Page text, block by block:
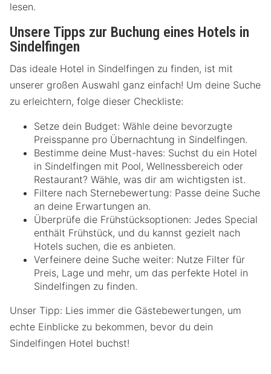
lesen.
Unsere Tipps zur Buchung eines Hotels in
Sindelfingen
Das ideale Hotel in Sindelfingen zu finden, ist mit
unserer großen Auswahl ganz einfach! Um deine Suche
zu erleichtern, folge dieser Checkliste:
Setze dein Budget: Wähle deine bevorzugte
Preisspanne pro Übernachtung in Sindelfingen.
Bestimme deine Must-haves: Suchst du ein Hotel
in Sindelfingen mit Pool, Wellnessbereich oder
Restaurant? Wähle, was dir am wichtigsten ist.
Filtere nach Sternebewertung: Passe deine Suche
an deine Erwartungen an.
Überprüfe die Frühstücksoptionen: Jedes Special
enthält Frühstück, und du kannst gezielt nach
Hotels suchen, die es anbieten.
Verfeinere deine Suche weiter: Nutze Filter für
Preis, Lage und mehr, um das perfekte Hotel in
Sindelfingen zu finden.
Unser Tipp: Lies immer die Gästebewertungen, um
echte Einblicke zu bekommen, bevor du dein
Sindelfingen Hotel buchst!